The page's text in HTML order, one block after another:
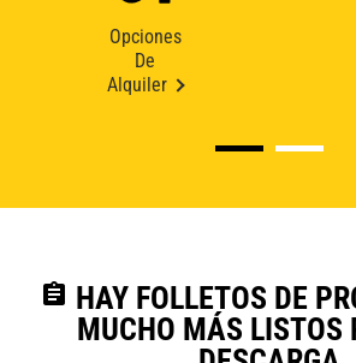
Opciones
De
Alquiler
assignment HAY FOLLETOS DE
MUCHO MÁS LISTOS